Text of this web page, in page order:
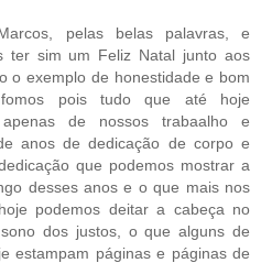
pelas belas palavras, e
ter sim um Feliz Natal junto aos
o exemplo de honestidade e bom
pois tudo que até hoje
de nossos trabaalho e
anos de dedicação de corpo e
que podemos mostrar a
desses anos e o que mais nos
podemos deitar a cabeça no
dos justos, o que alguns de
estampam páginas e páginas de